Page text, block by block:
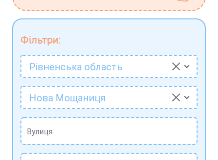
Фільтри:
Рівненська область
Нова Мощаниця
Вулиця